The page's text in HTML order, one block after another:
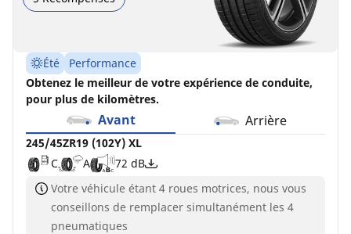
Été
Performance
Obtenez le meilleur de votre expérience de conduite,
pour plus de kilomètres.
Avant Arrière
245/45ZR19 (102Y) XL
C
A
72 dB
Votre véhicule étant 4 roues motrices, nous vous
conseillons de remplacer simultanément les 4
pneumatiques